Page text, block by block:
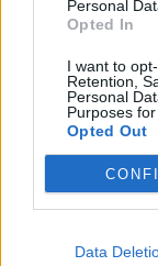
Personal
Opted In
I want to
Retention,
Personal
Purposes
Opted Out
Data
Θέσεις
Όλες οι Θέσεις
Θέσεις Εργασίας